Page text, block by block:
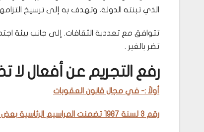
الذي تبنته الدولة، وتهدف به إلى ترسيخ
تتوافق مع تعددية الثقافات. إلى جانب بيئة
تضر بالغير .
رفع التجريم عن أفعال لا
أولاً :- في مجال قانون العقوبات
رقم 3 لسنة 1987 تضمنت المراسيم الرئاسية بعض التغييرات الرئيسية